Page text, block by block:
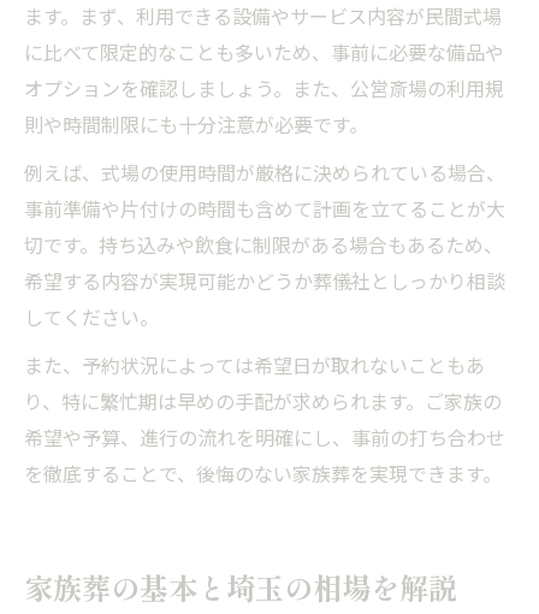
ます。まず、利用できる設備やサービス内容が民間式場
に比べて限定的なことも多いため、事前に必要な備品や
オプションを確認しましょう。また、公営斎場の利用規
則や時間制限にも十分注意が必要です。
例えば、式場の使用時間が厳格に決められている場合、
事前準備や片付けの時間も含めて計画を立てることが大
切です。持ち込みや飲食に制限がある場合もあるため、
希望する内容が実現可能かどうか葬儀社としっかり相談
してください。
また、予約状況によっては希望日が取れないこともあ
り、特に繁忙期は早めの手配が求められます。ご家族の
希望や予算、進行の流れを明確にし、事前の打ち合わせ
を徹底することで、後悔のない家族葬を実現できます。
家族葬の基本と埼玉の相場を解説